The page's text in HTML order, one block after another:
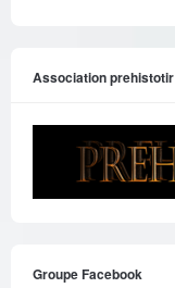
Association prehistotir
Groupe Facebook